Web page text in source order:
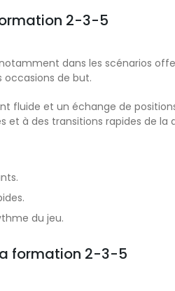
2-3-5
dans les scénarios
occasions de but.
fluide et un échange de
à des transitions rapides de la
du jeu.
formation 2-3-5